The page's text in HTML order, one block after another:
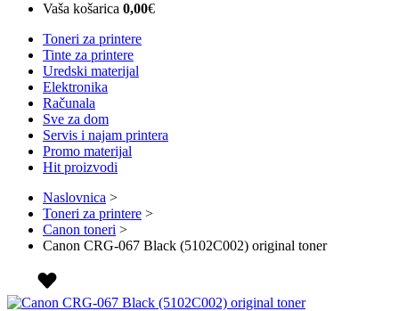
Vaša košarica 0,00€
Toneri za printere
Tinte za printere
Uredski materijal
Elektronika
Računala
Sve za dom
Servis i najam printera
Promo materijal
Hit proizvodi
Naslovnica >
Toneri za printere >
Canon toneri >
Canon CRG-067 Black (5102C002) original toner